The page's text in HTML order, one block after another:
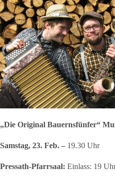
„Die Original Bauernsfünfer“
Samstag, 23. Feb. – 19.30 Uhr
Pressath-Pfarrsaal: Einlass: 19